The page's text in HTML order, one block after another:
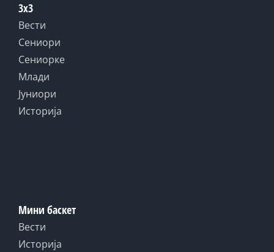
3x3
Вести
Сениори
Сениорке
Млади
Јуниори
Историја
Мини баскет
Вести
Историја